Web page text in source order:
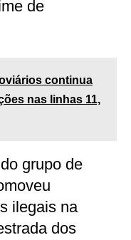
de
continua
nas linhas 11,
grupo de
ilegais na
dos